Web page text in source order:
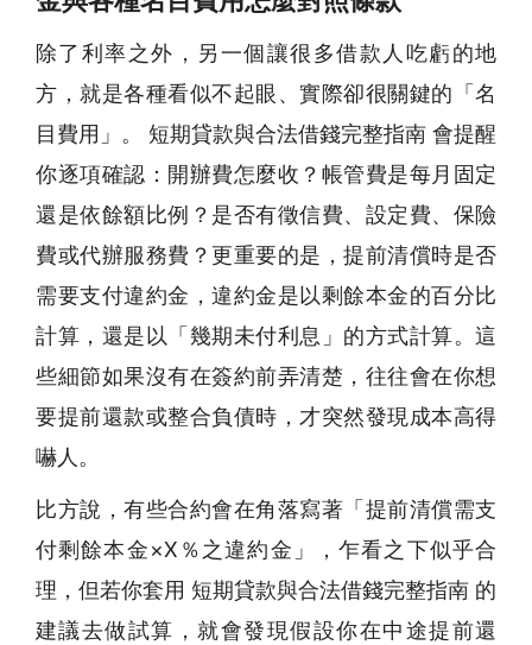
除了利率之外，另一個讓很多借款人吃虧的地
方，就是各種看似不起眼、實際卻很關鍵的「名
目費用」。 短期貸款與合法借錢完整指南 會提醒
你逐項確認：開辦費怎麼收？帳管費是每月固定
還是依餘額比例？是否有徵信費、設定費、保險
費或代辦服務費？更重要的是，提前清償時是否
需要支付違約金，違約金是以剩餘本金的百分比
計算，還是以「幾期未付利息」的方式計算。這
些細節如果沒有在簽約前弄清楚，往往會在你想
要提前還款或整合負債時，才突然發現成本高得
嚇人。
比方說，有些合約會在角落寫著「提前清償需支
付剩餘本金×X％之違約金」，乍看之下似乎合
理，但若你套用 短期貸款與合法借錢完整指南 的
建議去做試算，就會發現假設你在中途提前還